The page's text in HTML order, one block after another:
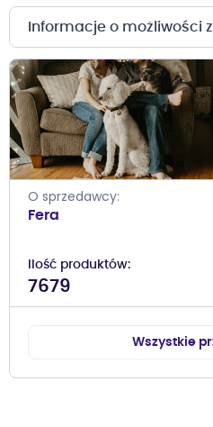
Informacje o możliwości
O sprzedawcy
Fera
Ilość produktów
7679
Wszystkie